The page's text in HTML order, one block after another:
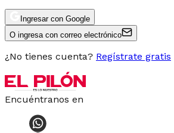
Ingresar con Google
O ingresa con correo electrónico
¿No tienes cuenta? Regístrate gratis
Encuéntranos en